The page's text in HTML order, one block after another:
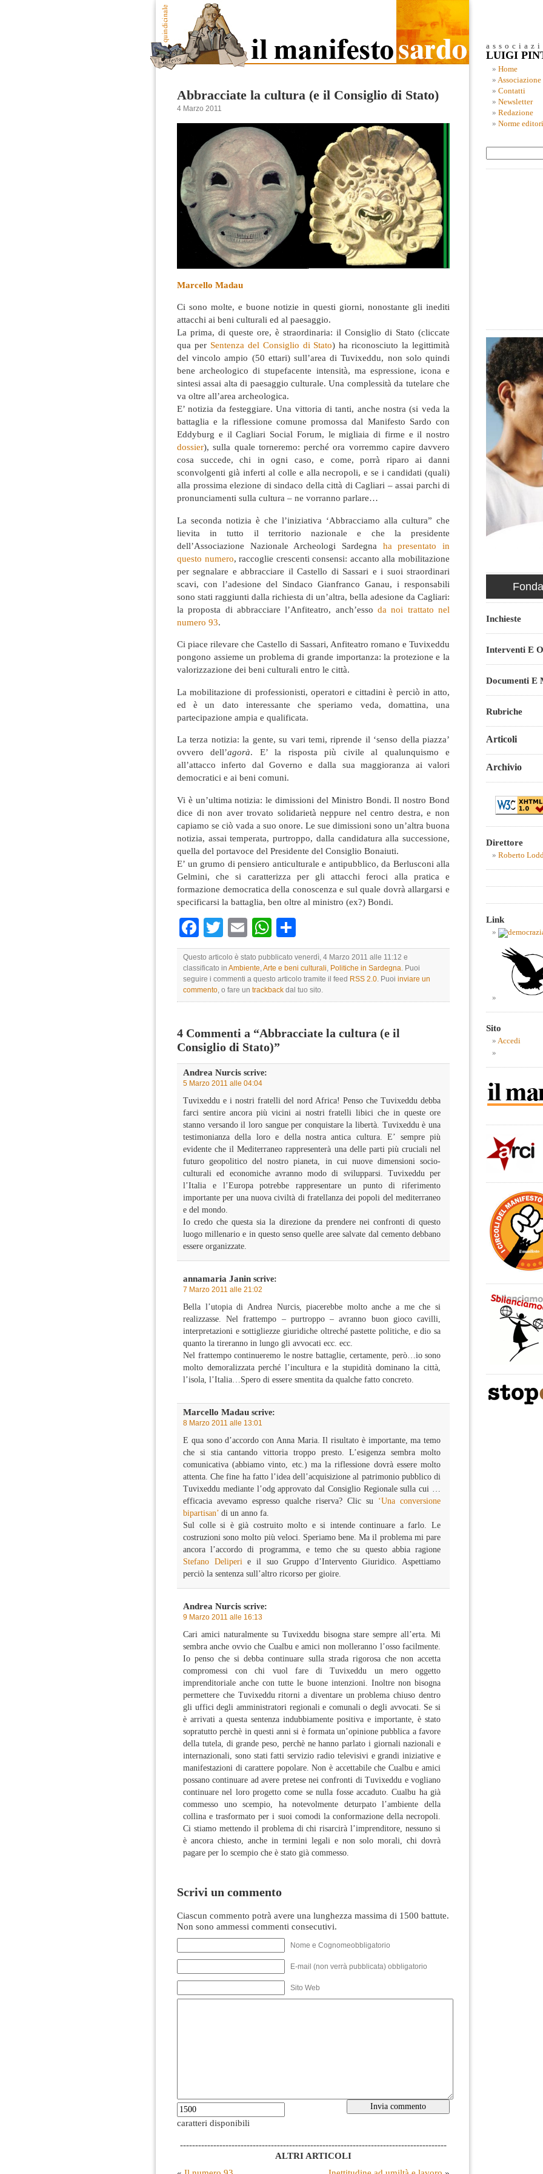
Abbracciate la cultura (e il Consiglio di Stato)
4 Marzo 2011
Marcello Madau
Ci sono molte, e buone notizie in questi giorni, nonostante gli inediti
attacchi ai beni culturali ed al paesaggio.
La prima, di queste ore, è straordinaria: il Consiglio di Stato (cliccate
qua per Sentenza del Consiglio di Stato) ha riconosciuto la legittimità
del vincolo ampio (50 ettari) sull’area di Tuvixeddu, non solo quindi
bene archeologico di stupefacente intensità, ma espressione, icona e
sintesi assai alta di paesaggio culturale. Una complessità da tutelare che
va oltre all’area archeologica.
E’ notizia da festeggiare. Una vittoria di tanti, anche nostra (si veda la
battaglia e la riflessione comune promossa dal Manifesto Sardo con
Eddyburg e il Cagliari Social Forum, le migliaia di firme e il nostro
dossier), sulla quale torneremo: perché ora vorremmo capire davvero
cosa succede, chi in ogni caso, e come, porrà riparo ai danni
sconvolgenti già inferti al colle e alla necropoli, e se i candidati (quali)
alla prossima elezione di sindaco della città di Cagliari – assai parchi di
pronunciamenti sulla cultura – ne vorranno parlare…
La seconda notizia è che l’iniziativa ‘Abbracciamo alla cultura” che
lievita in tutto il territorio nazionale e che la presidente
dell’Associazione Nazionale Archeologi Sardegna ha presentato in
questo numero, raccoglie crescenti consensi: accanto alla mobilitazione
per segnalare e abbracciare il Castello di Sassari e i suoi straordinari
scavi, con l’adesione del Sindaco Gianfranco Ganau, i responsabili
sono stati raggiunti dalla richiesta di un’altra, bella adesione da Cagliari:
la proposta di abbracciare l’Anfiteatro, anch’esso da noi trattato nel
numero 93.
Ci piace rilevare che Castello di Sassari, Anfiteatro romano e Tuvixeddu
pongono assieme un problema di grande importanza: la protezione e la
valorizzazione dei beni culturali entro le città.
La mobilitazione di professionisti, operatori e cittadini è perciò in atto,
ed è un dato interessante che speriamo veda, domattina, una
partecipazione ampia e qualificata.
La terza notizia: la gente, su vari temi, riprende il ‘senso della piazza’
ovvero dell’agorà. E’ la risposta più civile al qualunquismo e
all’attacco inferto dal Governo e dalla sua maggioranza ai valori
democratici e ai beni comuni.
Vi è un’ultima notizia: le dimissioni del Ministro Bondi. Il nostro Bond
dice di non aver trovato solidarietà neppure nel centro destra, e non
capiamo se ciò vada a suo onore. Le sue dimissioni sono un’altra buona
notizia, assai temperata, purtroppo, dalla candidatura alla successione,
quella del portavoce del Presidente del Consiglio Bonaiuti.
E’ un grumo di pensiero anticulturale e antipubblico, da Berlusconi alla
Gelmini, che si caratterizza per gli attacchi feroci alla pratica e
formazione democratica della conoscenza e sul quale dovrà allargarsi e
specificarsi la battaglia, ben oltre al ministro (ex?) Bondi.
Facebook
TwitterEmailWhatsApp
Questo articolo è stato pubblicato venerdì, 4 Marzo 2011 alle 11:12 e
classificato in Ambiente Arte e beni culturali Politiche in Sardegna . Puoi
seguire i commenti a questo articolo tramite il feed RSS 2.0 . Puoi inviare un
commento , o fare un trackback dal tuo sito.
4 Commenti a “Abbracciate la cultura (e il
Consiglio di Stato)”
Andrea Nurcis scrive:
5 Marzo 2011 alle 04:04
Tuvixeddu e i nostri fratelli del nord Africa! Penso che Tuvixeddu debba
farci sentire ancora più vicini ai nostri fratelli libici che in queste ore
stanno versando il loro sangue per conquistare la libertà. Tuvixeddu è una
testimonianza della loro e della nostra antica cultura. E’ sempre più
evidente che il Mediterraneo rappresenterà una delle parti più cruciali nel
futuro geopolitico del nostro pianeta, in cui nuove dimensioni socio-
culturali ed economiche avranno modo di svilupparsi. Tuvixeddu per
l’Italia e l’Europa potrebbe rappresentare un punto di riferimento
importante per una nuova civiltà di fratellanza dei popoli del mediterraneo
e del mondo.
Io credo che questa sia la direzione da prendere nei confronti di questo
luogo millenario e in questo senso quelle aree salvate dal cemento debbano
essere organizzate.
annamaria Janin scrive:
7 Marzo 2011 alle 21:02
Bella l’utopia di Andrea Nurcis, piacerebbe molto anche a me che si
realizzasse. Nel frattempo – purtroppo – avranno buon gioco cavilli,
interpretazioni e sottigliezze giuridiche oltreché pastette politiche, e dio sa
quanto la tireranno in lungo gli avvocati ecc. ecc.
Nel frattempo continueremo le nostre battaglie, certamente, però…io sono
molto demoralizzata perché l’incultura e la stupidità dominano la città,
l’isola, l’Italia…Spero di essere smentita da qualche fatto concreto.
Marcello Madau scrive:
8 Marzo 2011 alle 13:01
E qua sono d’accordo con Anna Maria. Il risultato è importante, ma temo
che si stia cantando vittoria troppo presto. L’esigenza sembra molto
comunicativa (abbiamo vinto, etc.) ma la riflessione dovrà essere molto
attenta. Che fine ha fatto l’idea dell’acquisizione al patrimonio pubblico di
Tuvixeddu mediante l’odg approvato dal Consiglio Regionale sulla cui …
efficacia avevamo espresso qualche riserva? Clic su ‘Una conversione
bipartisan’ di un anno fa.
Sul colle si è già costruito molto e si intende continuare a farlo. Le
costruzioni sono molto più veloci. Speriamo bene. Ma il problema mi pare
ancora l’accordo di programma, e temo che su questo abbia ragione
Stefano Deliperie il suo Gruppo d’Intervento Giuridico. Aspettiamo
perciò la sentenza sull’altro ricorso per gioire.
Andrea Nurcis scrive:
9 Marzo 2011 alle 16:13
Cari amici naturalmente su Tuvixeddu bisogna stare sempre all’erta. Mi
sembra anche ovvio che Cualbu e amici non molleranno l’osso facilmente.
Io penso che si debba continuare sulla strada rigorosa che non accetta
compromessi con chi vuol fare di Tuvixeddu un mero oggetto
imprenditoriale anche con tutte le buone intenzioni. Inoltre non bisogna
permettere che Tuvixeddu ritorni a diventare un problema chiuso dentro
gli uffici degli amministratori regionali e comunali o degli avvocati. Se si
è arrivati a questa sentenza indubbiamente positiva e importante, è stato
sopratutto perchè in questi anni si è formata un’opinione pubblica a favore
della tutela, di grande peso, perchè ne hanno parlato i giornali nazionali e
internazionali, sono stati fatti servizio radio televisivi e grandi iniziative e
manifestazioni di carattere popolare. Non è accettabile che Cualbu e amici
possano continuare ad avere pretese nei confronti di Tuvixeddu e vogliano
continuare nel loro progetto come se nulla fosse accaduto. Cualbu ha già
commesso uno scempio, ha notevolmente deturpato l’ambiente della
collina e trasformato per i suoi comodi la conformazione della necropoli.
Ci stiamo mettendo il problema di chi risarcirà l’imprenditore, nessuno si
è ancora chiesto, anche in termini legali e non solo morali, chi dovrà
pagare per lo scempio che è stato già commesso.
Scrivi un commento
Ciascun commento potrà avere una lunghezza massima di 1500 battute.
Non sono ammessi commenti consecutivi.
Nome e Cognomeobbligatorio
E-mail (non verrà pubblicata) obbligatorio
Sito Web
caratteri disponibili
----------------------------------------------------------------------------------------
ALTRI ARTICOLI
LUIGI
Home
Associazione
Contatti
Newsletter
Redazione
Norme
Inchieste
Interventi E
Documenti E
Rubriche
Articoli
Archivio
Direttore
Roberto
Link
Sito
Accedi